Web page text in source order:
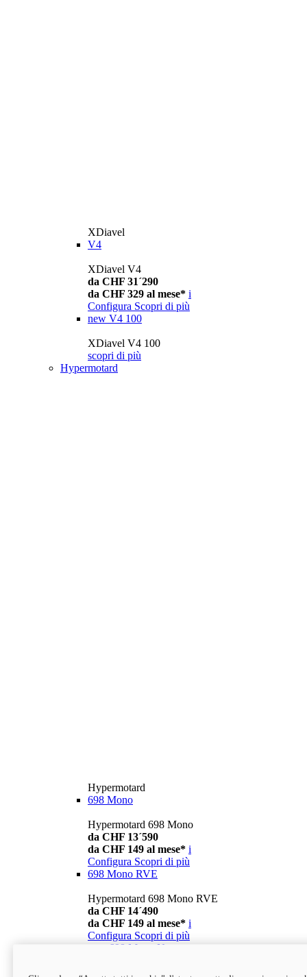
XDiavel
V4
XDiavel V4
da CHF 31´290
da CHF 329 al mese* i
Configura Scopri di più
new V4 100
XDiavel V4 100
scopri di più
Hypermotard
Hypermotard
698 Mono
Hypermotard 698 Mono
da CHF 13´590
da CHF 149 al mese* i
Configura Scopri di più
698 Mono RVE
Hypermotard 698 Mono RVE
da CHF 14´490
da CHF 149 al mese* i
Configura Scopri di più
698 Mono Nera
Hypermotard 698 Mono Nera